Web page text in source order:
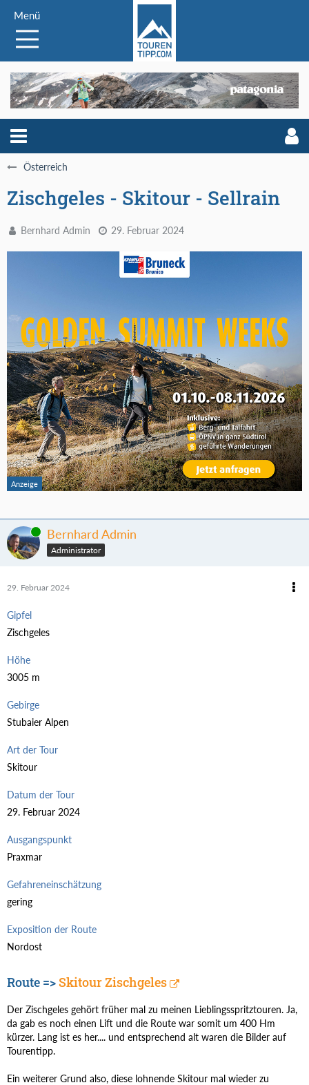
Menü
Österreich
Zischgeles - Skitour - Sellrain
Bernhard Admin 29. Februar 2024
Online Bernhard Admin
Administrator
29. Februar 2024
Gipfel
Zischgeles
Höhe
3005 m
Gebirge
Stubaier Alpen
Art der Tour
Skitour
Datum der Tour
29. Februar 2024
Ausgangspunkt
Praxmar
Gefahreneinschätzung
gering
Exposition der Route
Nordost
Route => Skitour Zischgeles
Der Zischgeles gehört früher mal zu meinen Lieblingsspritztouren. Ja,
da gab es noch einen Lift und die Route war somit um 400 Hm
kürzer. Lang ist es her.... und entsprechend alt waren die Bilder auf
Tourentipp.
Ein weiterer Grund also, diese lohnende Skitour mal wieder zu